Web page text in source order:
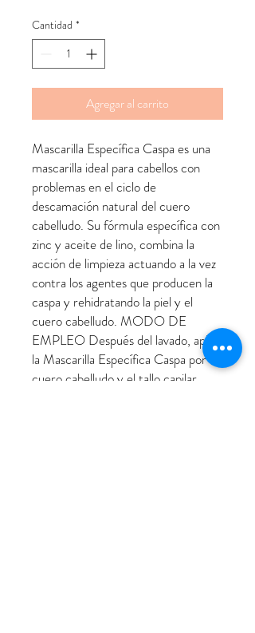
Cantidad *
Agregar al carrito
Mascarilla Específica Caspa es una
mascarilla ideal para cabellos con
problemas en el ciclo de
descamación natural del cuero
cabelludo. Su fórmula específica con
zinc y aceite de lino, combina la
acción de limpieza actuando a la vez
contra los agentes que producen la
caspa y rehidratando la piel y el
cuero cabelludo. MODO DE
EMPLEO Después del lavado, aplica
la Mascarilla Específica Caspa por el
cuero cabelludo y el tallo capilar.